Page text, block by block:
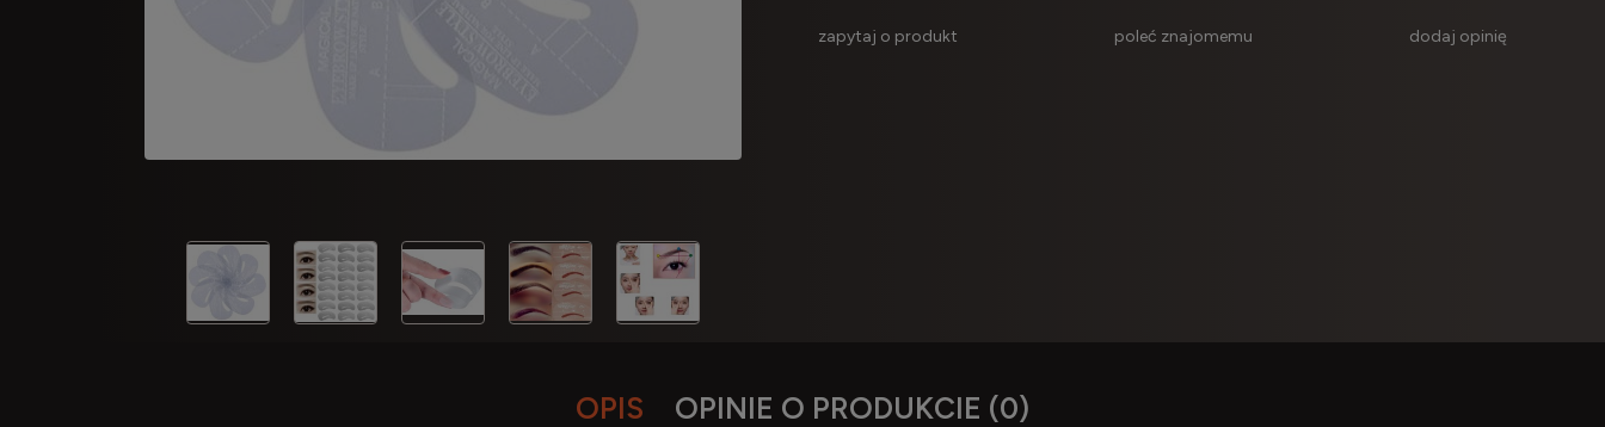
zapytaj o produkt poleć znajomemu dodaj opinię
OPIS OPINIE O PRODUKCIE (0)